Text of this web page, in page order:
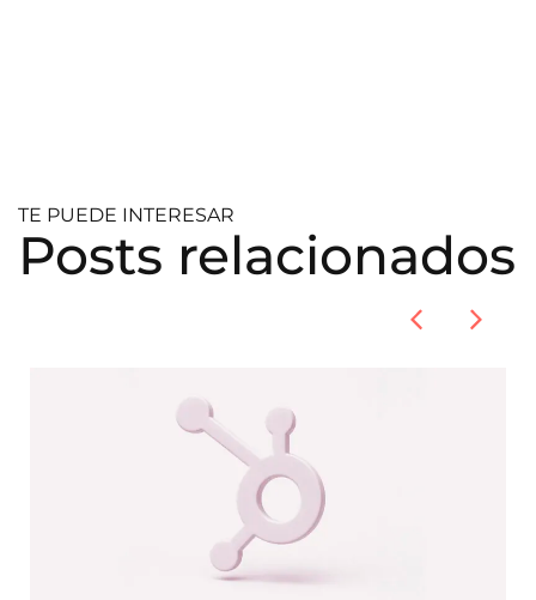
TE PUEDE INTERESAR
Posts relacionados